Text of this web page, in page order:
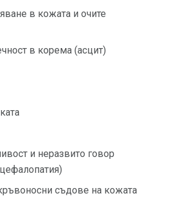
в кожата и очите
в корема (асцит)
и неразвито говор
съдове на кожата